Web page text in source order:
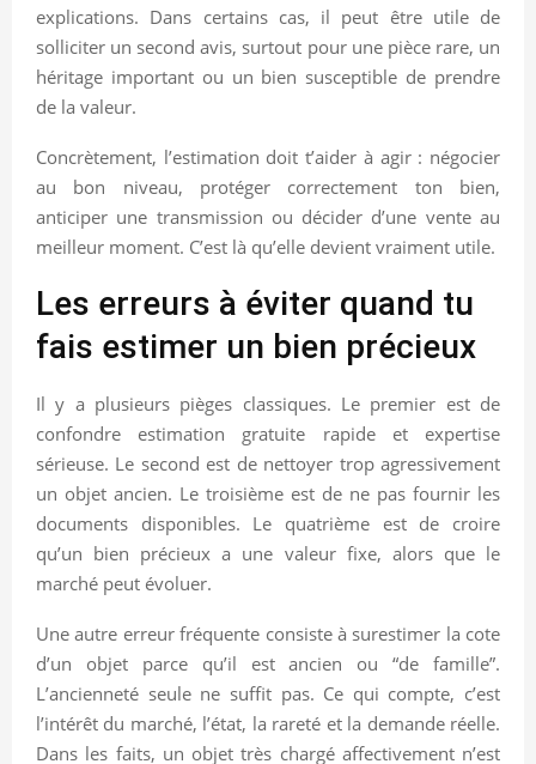
explications. Dans certains cas, il peut être utile de
solliciter un second avis, surtout pour une pièce rare, un
héritage important ou un bien susceptible de prendre
de la valeur.
Concrètement, l’estimation doit t’aider à agir : négocier
au bon niveau, protéger correctement ton bien,
anticiper une transmission ou décider d’une vente au
meilleur moment. C’est là qu’elle devient vraiment utile.
Les erreurs à éviter quand tu
fais estimer un bien précieux
Il y a plusieurs pièges classiques. Le premier est de
confondre estimation gratuite rapide et expertise
sérieuse. Le second est de nettoyer trop agressivement
un objet ancien. Le troisième est de ne pas fournir les
documents disponibles. Le quatrième est de croire
qu’un bien précieux a une valeur fixe, alors que le
marché peut évoluer.
Une autre erreur fréquente consiste à surestimer la cote
d’un objet parce qu’il est ancien ou “de famille”.
L’ancienneté seule ne suffit pas. Ce qui compte, c’est
l’intérêt du marché, l’état, la rareté et la demande réelle.
Dans les faits, un objet très chargé affectivement n’est